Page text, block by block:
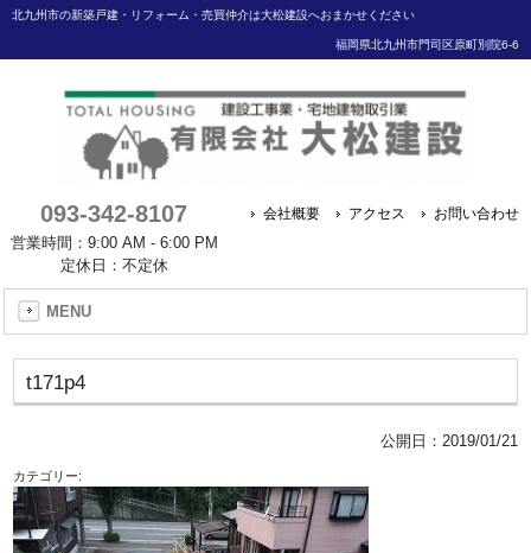
北九州市の新築戸建・リフォーム・売買仲介は大松建設へおまかせください
福岡県北九州市門司区原町別院6-6
093-342-8107
営業時間：9:00 AM - 6:00 PM
定休日：不定休
会社概要 アクセス お問い合わせ
MENU
t171p4
公開日： 2019/01/21
カテゴリー: